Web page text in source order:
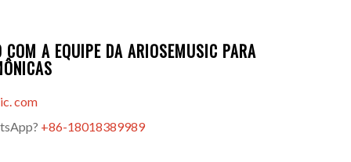
COM A EQUIPE DA ARIOSEMUSIC PARA
com
+86-18018389989